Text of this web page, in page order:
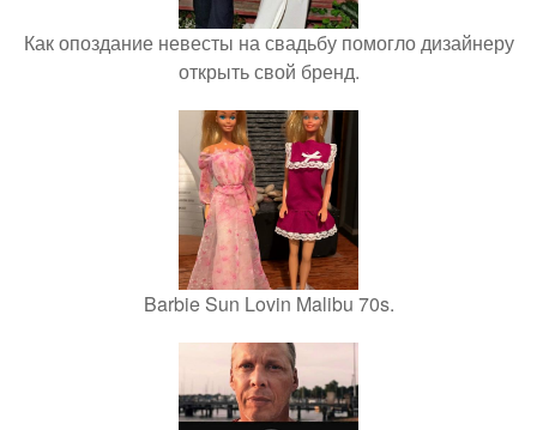
Как опоздание невесты на свадьбу помогло дизайнеру
открыть свой бренд.
Barbie Sun Lovin Malibu 70s.